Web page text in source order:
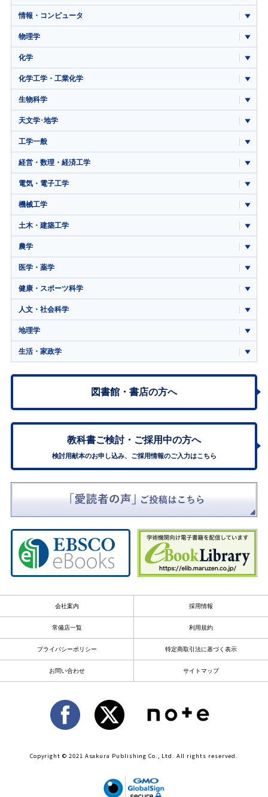
情報・コンピュータ
物理学
化学
化学工学・工業化学
生物科学
天文学･地学
工学一般
経営・数理・経済工学
電気・電子工学
機械工学
土木・建築工学
農学
医学・薬学
健康・スポーツ科学
人文・社会科学
地理学
生活・家政学
図書館・書店の方へ
教科書ご検討・ ご採用中の方へ
検討用献本のお申し込み、ご採用情報のご入力はこちら
会社案内 採用情報
常備店一覧 利用規約
プライバシーポリシー 特定商取引法に基づく表示
お問い合わせ サイトマップ
Copyright © 2021 Asakura Publishing Co., Ltd. All rights reserved.